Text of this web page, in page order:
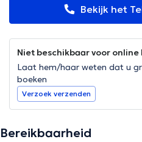
Bekijk het
Niet beschikbaar voor online
Laat hem/haar weten dat u
boeken
Verzoek verzenden
Bereikbaarheid